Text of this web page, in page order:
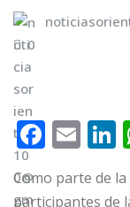
0
F
c
E
ai
Como parte de
participantes de